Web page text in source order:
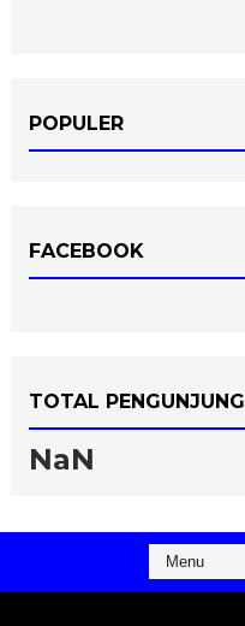
POPULER
FACEBOOK
TOTAL PENGUNJUNG
NaN